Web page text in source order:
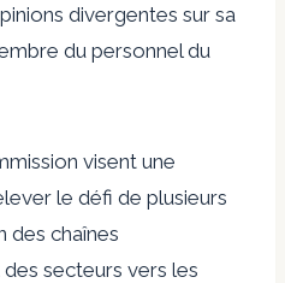
divergentes sur sa
du personnel du
visent une
le défi de plusieurs
des chaînes
secteurs vers les